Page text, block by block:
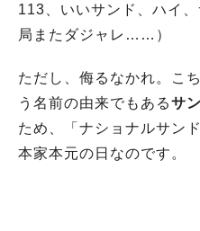
113、いいサンド、ハイ
局またダジャレ……）
ただし、侮るなかれ。こ
う名前の由来でもあるサ
ため、「ナショナルサン
本家本元の日なのです。